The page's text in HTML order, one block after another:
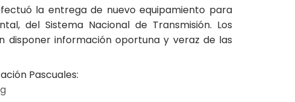
la entrega de nuevo equipamiento para
del Sistema Nacional de Transmisión. Los
disponer información oportuna y veraz de las
Pascuales: